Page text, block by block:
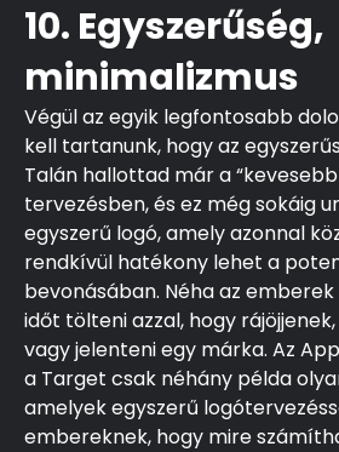
10. Egyszerűség,
minimalizmus
Végül az egyik legfontosabb
kell tartanunk, hogy az
Talán hallottad már a
tervezésben, és ez még sokáig
egyszerű logó, amely azonnal
rendkívül hatékony lehet a
bevonásában. Néha az
időt tölteni azzal, hogy
vagy jelenteni egy márka. Az
a Target csak néhány példa
amelyek egyszerű
embereknek, hogy mire